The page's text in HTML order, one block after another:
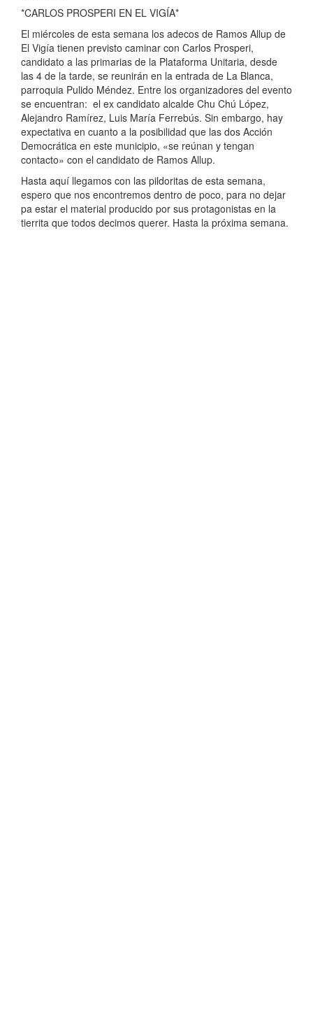
*CARLOS PROSPERI EN EL VIGÍA*
El miércoles de esta semana los adecos de Ramos Allup de
El Vigía tienen previsto caminar con Carlos Prosperi,
candidato a las primarias de la Plataforma Unitaria, desde
las 4 de la tarde, se reunirán en la entrada de La Blanca,
parroquia Pulido Méndez. Entre los organizadores del evento
se encuentran: el ex candidato alcalde Chu Chú López,
Alejandro Ramírez, Luis María Ferrebús. Sin embargo, hay
expectativa en cuanto a la posibilidad que las dos Acción
Democrática en este municipio, «se reúnan y tengan
contacto» con el candidato de Ramos Allup.
Hasta aquí llegamos con las pildoritas de esta semana,
espero que nos encontremos dentro de poco, para no dejar
pa estar el material producido por sus protagonistas en la
tierrita que todos decimos querer. Hasta la próxima semana.